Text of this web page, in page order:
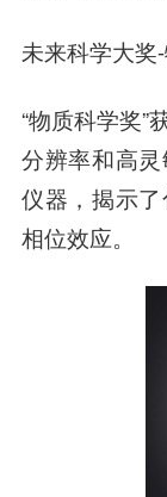
未来科学大奖
“物质科学奖”
分辨率和高
仪器，揭示
相位效应。